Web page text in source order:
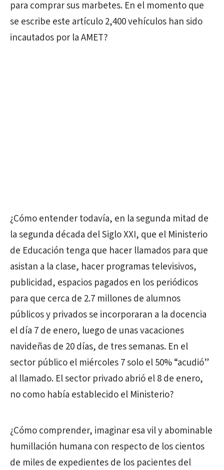
para comprar sus marbetes. En el momento que
se escribe este artículo 2,400 vehículos han sido
incautados por la AMET?
¿Cómo entender todavía, en la segunda mitad de
la segunda década del Siglo XXI, que el Ministerio
de Educación tenga que hacer llamados para que
asistan a la clase, hacer programas televisivos,
publicidad, espacios pagados en los periódicos
para que cerca de 2.7 millones de alumnos
públicos y privados se incorporaran a la docencia
el día 7 de enero, luego de unas vacaciones
navideñas de 20 días, de tres semanas. En el
sector público el miércoles 7 solo el 50% “acudió”
al llamado. El sector privado abrió el 8 de enero,
no como había establecido el Ministerio?
¿Cómo comprender, imaginar esa vil y abominable
humillación humana con respecto de los cientos
de miles de expedientes de los pacientes del